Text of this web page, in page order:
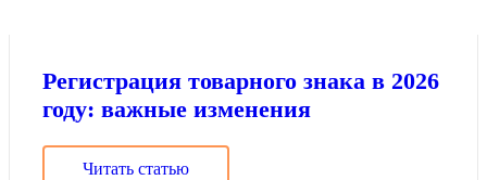
Регистрация товарного знака в 2026
году: важные изменения
Читать статью